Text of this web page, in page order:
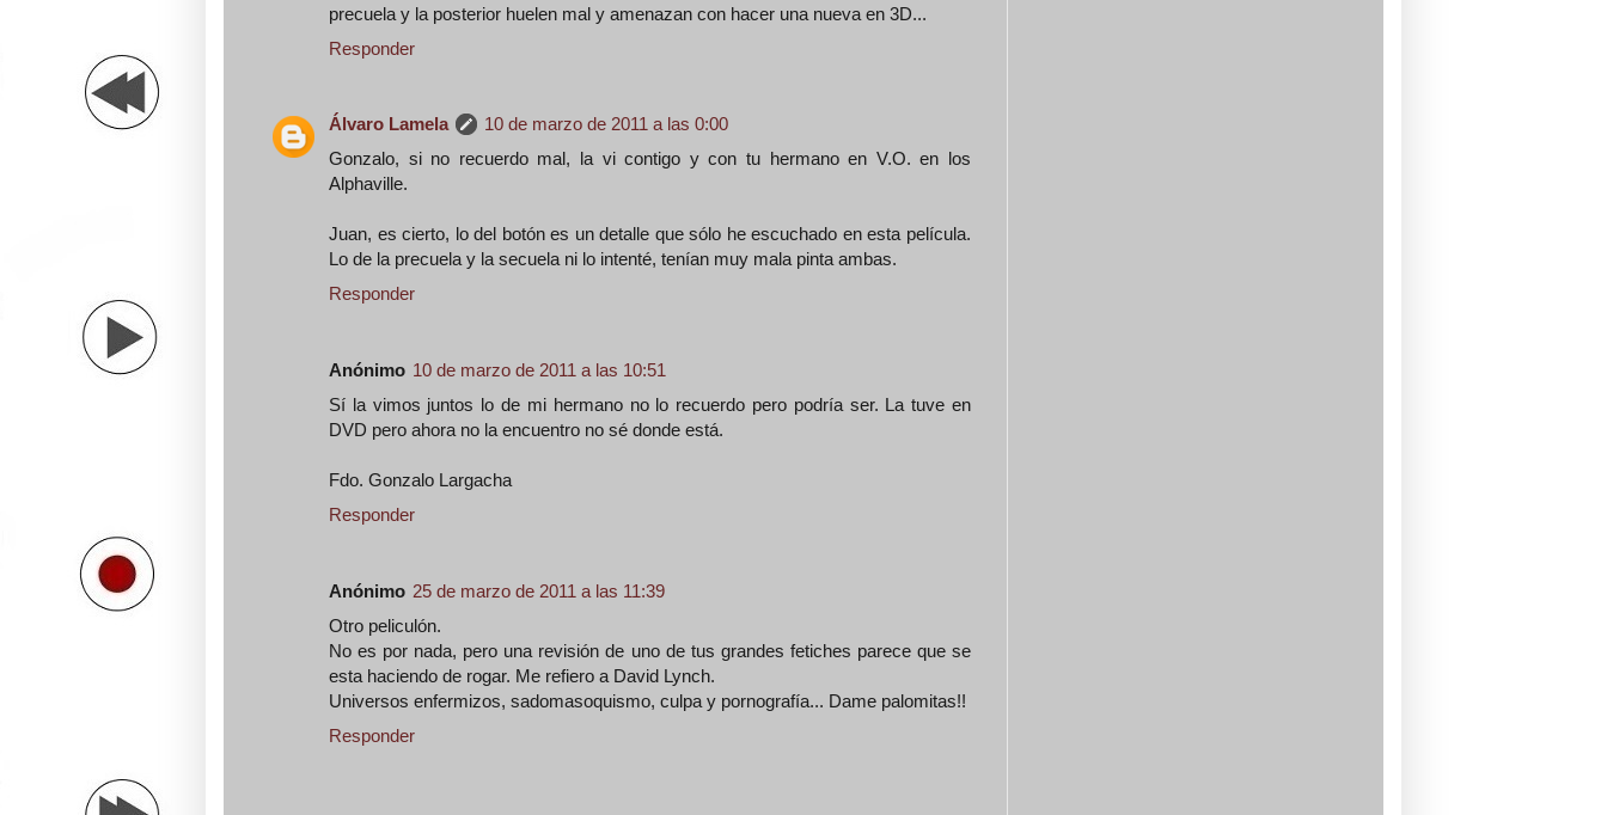
precuela y la posterior huelen mal y amenazan con hacer una nueva en 3D...
Responder
Álvaro Lamela
10 de marzo de 2011 a las 0:00
Gonzalo, si no recuerdo mal, la vi contigo y con tu hermano en V.O. en los
Alphaville.
Juan, es cierto, lo del botón es un detalle que sólo he escuchado en esta película.
Lo de la precuela y la secuela ni lo intenté, tenían muy mala pinta ambas.
Responder
Anónimo 10 de marzo de 2011 a las 10:51
Sí la vimos juntos lo de mi hermano no lo recuerdo pero podría ser. La tuve en
DVD pero ahora no la encuentro no sé donde está.
Fdo. Gonzalo Largacha
Responder
Anónimo 25 de marzo de 2011 a las 11:39
Otro peliculón.
No es por nada, pero una revisión de uno de tus grandes fetiches parece que se
esta haciendo de rogar. Me refiero a David Lynch.
Universos enfermizos, sadomasoquismo, culpa y pornografía... Dame palomitas!!
Responder